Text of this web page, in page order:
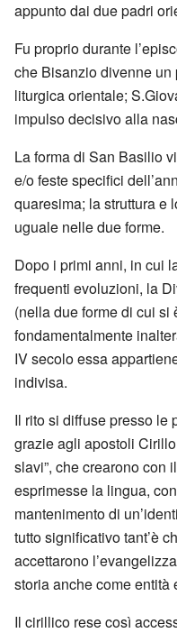
appunto dai due padri
Fu proprio durante
che Bisanzio divenne un
liturgica orientale;
impulso decisivo alla
La forma di San Basilio
e/o feste specifici
quaresima; la struttura e
uguale nelle due forme.
Dopo i primi anni, in cui
frequenti evoluzioni, la
(nella due forme di cui si
fondamentalmente
IV secolo essa
indivisa.
Il rito si diffuse presso le
grazie agli apostoli
slavi”, che crearono con
esprimesse la lingua,
mantenimento di
tutto significativo tant’è
accettarono
storia anche come entità
Il cirillico rese così